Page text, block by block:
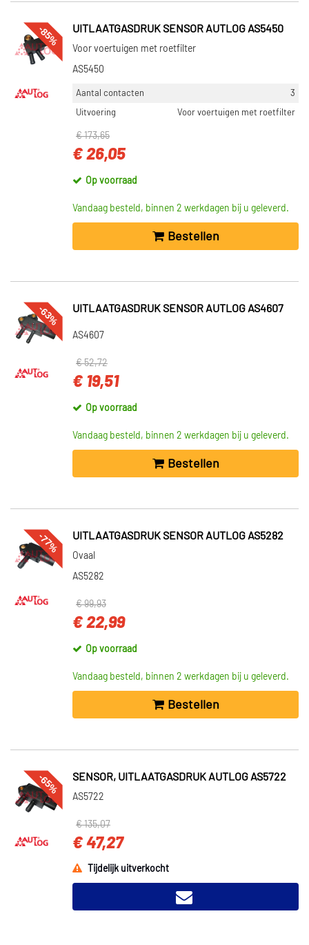
-85% UITLAATGASDRUK SENSOR AUTLOG AS5450
Voor voertuigen met roetfilter
AS5450
Aantal contacten
3
Uitvoering
Voor voertuigen met roetfilter
€ 173,65
€ 26,05
Op voorraad
Vandaag besteld, binnen 2 werkdagen bij u geleverd.
Bestellen
-63% UITLAATGASDRUK SENSOR AUTLOG AS4607
AS4607
€ 52,72
€ 19,51
Op voorraad
Vandaag besteld, binnen 2 werkdagen bij u geleverd.
Bestellen
-77% UITLAATGASDRUK SENSOR AUTLOG AS5282
Ovaal
AS5282
€ 99,93
€ 22,99
Op voorraad
Vandaag besteld, binnen 2 werkdagen bij u geleverd.
Bestellen
-65% SENSOR, UITLAATGASDRUK AUTLOG AS5722
AS5722
€ 135,07
€ 47,27
Tijdelijk uitverkocht